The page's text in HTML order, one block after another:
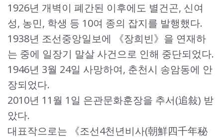
1926년 개벽이 폐간된 이후에도 별건곤, 신여
성, 농민, 학생 등 10여 종의 잡지를 발행했다.
1938년 조선중앙일보에 《장희빈》을 연재하
는 중에 일장기 말살 사건으로 인해 중단되었다.
1946년 3월 24일 사망하여, 춘천시 송암동에 안
장되었다.
2010년 11월 1일 은관문화훈장을 추서(追敍) 받
았다.
대표작으로는 《조선4천년비사(朝鮮四千年秘